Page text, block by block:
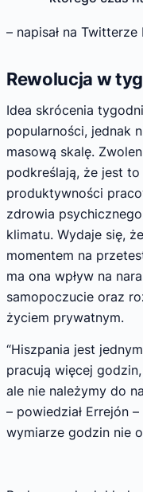
– napisał na
Rewolucja w
Idea skrócenia
popularności, jednak
masową skalę.
podkreślają, że jest
produktywności
zdrowia
klimatu. Wydaje się,
momentem na
ma ona wpływ na
samopoczucie oraz
życiem prywatnym.
“Hiszpania jest
pracują więcej
ale nie należymy do
– powiedział Errejón
wymiarze godzin nie